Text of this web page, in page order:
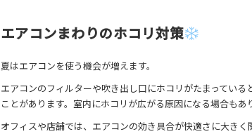
エアコンまわりのホコリ対策
夏はエアコンを使う機会が増えます。
エアコンのフィルターや吹き出し口にホコリがたまってい
ことがあります。室内にホコリが広がる原因になる場合もあ
オフィスや店舗では、エアコンの効き具合が快適さに大き